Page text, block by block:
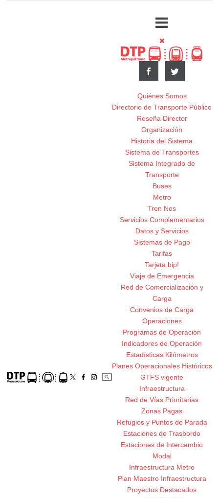
Quiénes Somos
Directorio de Transporte Público
Reseña Director
Organización
Historia del Sistema
Sistema de Transportes
Sistema Integrado de
Transporte
Buses
Metro
Tren Nos
Servicios Complementarios
Datos y Servicios
Sistemas de Pago
Tarifas
Tarjeta bip!
Viaje de Emergencia
Red de Comercialización y
Carga
Convenios de Carga
Operaciones
Programas de Operación
Indicadores de Operación
Estadísticas Kilómetros
Planes Operacionales Históricos
GTFS vigente
Infraestructura
Red de Vías Prioritarias
Zonas Pagas
Refugios y Puntos de Parada
Estaciones de Trasbordo
Estaciones de Intercambio
Modal
Infraestructura Metro
Plan Maestro Infraestructura
Proyectos Destacados